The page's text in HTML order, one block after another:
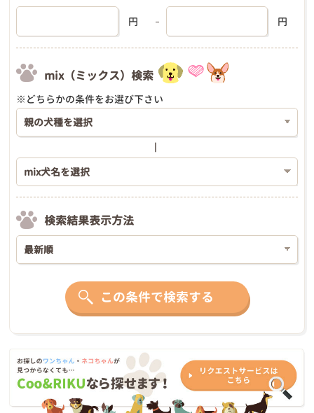
円 円
mix（ミックス）検索
※どちらかの条件をお選び下さい
検索結果表示方法
この条件で検索する